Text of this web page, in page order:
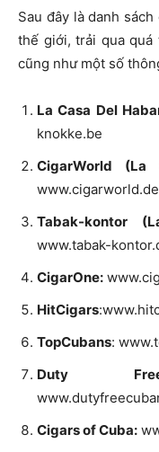
Sau đây là danh
thế giới, trải qua quá
cũng như một số
La Casa Del
knokke.be
CigarWorld (La
www.cigarworld.de
Tabak-kontor
www.tabak-
CigarOne:
HitCigars
TopCubans:
Duty
Cigars of Cuba: